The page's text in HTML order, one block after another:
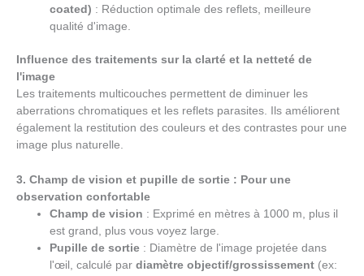
coated) : Réduction optimale des reflets, meilleure
qualité d'image.
Influence des traitements sur la clarté et la netteté de
l'image
Les traitements multicouches permettent de diminuer les
aberrations chromatiques et les reflets parasites. Ils améliorent
également la restitution des couleurs et des contrastes pour une
image plus naturelle.
3. Champ de vision et pupille de sortie : Pour une
observation confortable
Champ de vision : Exprimé en mètres à 1000 m, plus il
est grand, plus vous voyez large.
Pupille de sortie : Diamètre de l'image projetée dans
l'œil, calculé pardiamètre objectif/grossissement (ex: